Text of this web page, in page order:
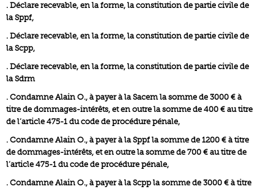
. Déclare recevable, en la forme, la constitution de partie civile de
la Sppf,
. Déclare recevable, en la forme, la constitution de partie civile de
la Scpp,
. Déclare recevable, en la forme, la constitution de partie civile de
la Sdrm
. Condamne Alain O., à payer à la Sacem la somme de 3000 € à
titre de dommages-intérêts, et en outre la somme de 400 € au titre
de l’article 475-1 du code de procédure pénale,
. Condamne Alain O., à payer à la Sppf la somme de 1200 € à titre
de dommages-intérêts, et en outre la somme de 700 € au titre de
l’article 475-1 du code de procédure pénale,
. Condamne Alain O., à payer à la Scpp la somme de 3000 € à titre